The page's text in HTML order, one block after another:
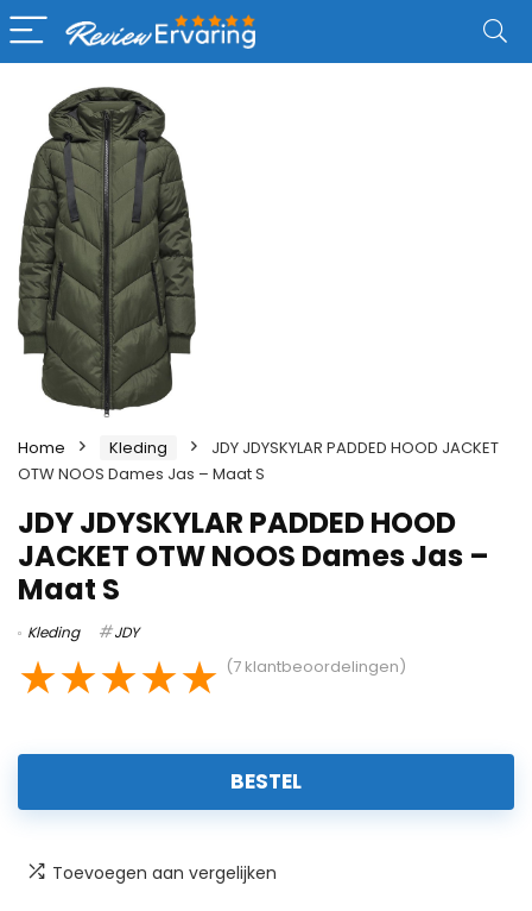
Home Kleding
JDY JDYSKYLAR PADDED HOOD JACKET
OTW NOOS Dames Jas – Maat S
JDY JDYSKYLAR PADDED HOOD
JACKET OTW NOOS Dames Jas –
Maat S
Kleding JDY
★★★★★ (7 klantbeoordelingen)
BESTEL
Toevoegen aan vergelijken